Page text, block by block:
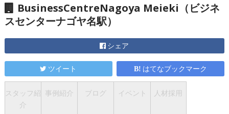
BusinessCentreNagoya Meieki（ビジネ
スセンターナゴヤ名駅）
シェア
ツイート はてなブックマーク
スタッフ紹
介
事例紹介 ブログ イベント 人材採用